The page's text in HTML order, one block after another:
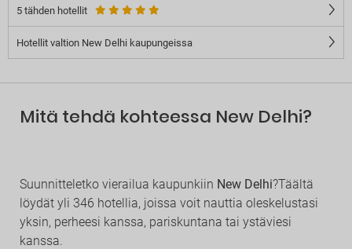
5 tähden hotellit
Hotellit valtion New Delhi kaupungeissa
Mitä tehdä kohteessa New Delhi?
Suunnitteletko vierailua kaupunkiin New Delhi?Täältä
löydät yli 346 hotellia, joissa voit nauttia oleskelustasi
yksin, perheesi kanssa, pariskuntana tai ystäviesi
kanssa.